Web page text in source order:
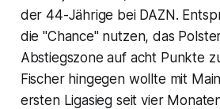
der 44-Jährige bei DAZN.
die "Chance" nutzen, das
Abstiegszone auf acht Punkte
Fischer hingegen wollte mit
ersten Ligasieg seit vier